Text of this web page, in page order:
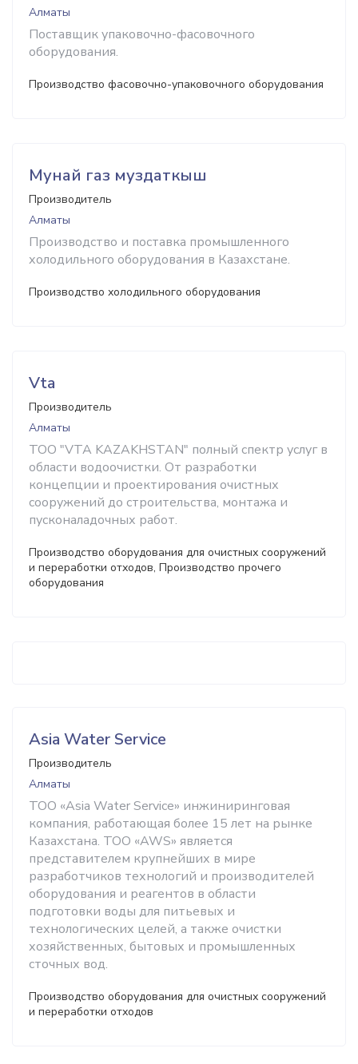
Алматы
Поставщик упаковочно-фасовочного
оборудования.
Производство фасовочно-упаковочного оборудования
Мунай газ муздаткыш
Производитель
Алматы
Производство и поставка промышленного
холодильного оборудования в Казахстане.
Производство холодильного оборудования
Vta
Производитель
Алматы
TOO "VTA KAZAKHSTAN" полный спектр услуг в
области водоочистки. От разработки
концепции и проектирования очистных
сооружений до строительства, монтажа и
пусконаладочных работ.
Производство оборудования для очистных сооружений
и переработки отходов, Производство прочего
оборудования
Asia Water Service
Производитель
Алматы
ТОО «Asia Water Service» инжиниринговая
компания, работающая более 15 лет на рынке
Казахстана. ТОО «AWS» является
представителем крупнейших в мире
разработчиков технологий и производителей
оборудования и реагентов в области
подготовки воды для питьевых и
технологических целей, а также очистки
хозяйственных, бытовых и промышленных
сточных вод.
Производство оборудования для очистных сооружений
и переработки отходов